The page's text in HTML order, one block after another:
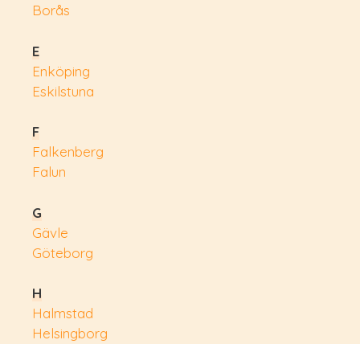
Borås
E
Enköping
Eskilstuna
F
Falkenberg
Falun
G
Gävle
Göteborg
H
Halmstad
Helsingborg